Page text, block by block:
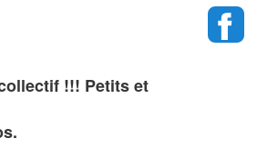
!!! Petits et